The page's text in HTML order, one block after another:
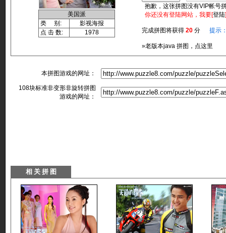
美国派
类 别:
影视海报
点 击 数:
1978
抱歉，这张拼图没有VIP帐号
你还没有登陆网站，我要[登陆
完成拼图将获得 20 分 提示
»老版本java 拼图，点这里
本拼图游戏的网址：
108块标准非变形非旋转拼图
游戏的网址：